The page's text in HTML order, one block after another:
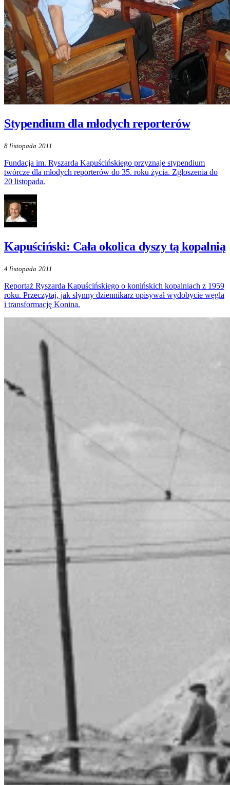
Stypendium dla młodych reporterów
8 listopada 2011
Fundacja im. Ryszarda Kapuścińskiego przyznaje stypendium
twórcze dla młodych reporterów do 35. roku życia. Zgłoszenia do
20 listopada.
Kapuściński: Cała okolica dyszy tą kopalnią
4 listopada 2011
Reportaż Ryszarda Kapuścińskiego o konińskich kopalniach z 1959
roku. Przeczytaj, jak słynny dziennikarz opisywał wydobycie węgla
i transformację Konina.